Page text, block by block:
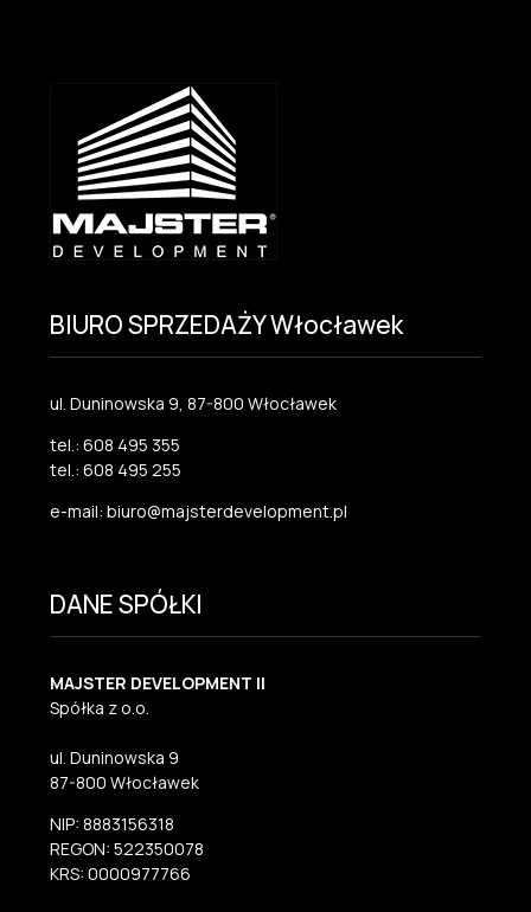
BIURO SPRZEDAŻY Włocławek
ul. Duninowska 9, 87-800 Włocławek
tel.: 608 495 355
tel.: 608 495 255
e-mail: biuro@majsterdevelopment.pl
DANE SPÓŁKI
MAJSTER DEVELOPMENT II
Spółka z o.o.
ul. Duninowska 9
87-800 Włocławek
NIP: 8883156318
REGON: 522350078
KRS: 0000977766